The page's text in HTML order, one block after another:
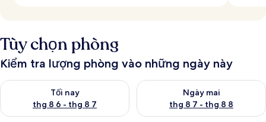
Tùy chọn phòng
Kiểm tra lượng phòng vào những ngày này
Tối nay
thg 8 6 - thg 8 7
Kiểm tra lượng phòng tối nay từ thg 8 6 - thg 8 7
Ngày mai
thg 8 7 - thg 8 8
Kiểm tra lượng phòng ngày